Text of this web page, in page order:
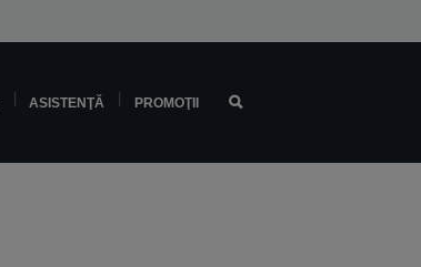
ASISTENŢĂ PROMOŢII